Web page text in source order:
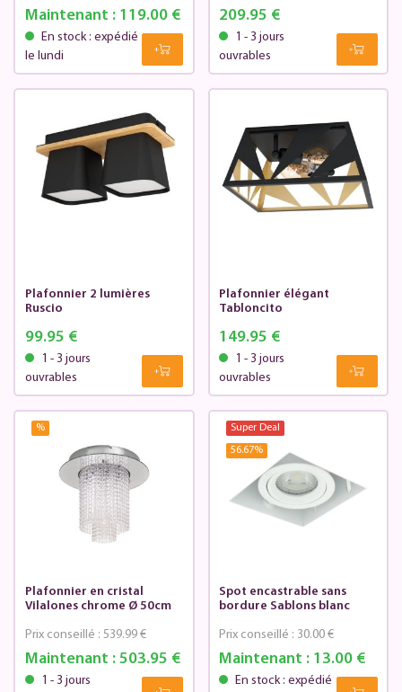
Maintenant :119.00 €
En stock : expédié
le lundi
209.95 €
1 - 3 jours
ouvrables
Plafonnier 2 lumières
Ruscio
99.95 €
1 - 3 jours
ouvrables
Plafonnier élégant
Tabloncito
149.95 €
1 - 3 jours
ouvrables
%
Plafonnier en cristal
Vilalones chrome Ø 50cm
Maintenant :503.95 €
Prix conseillé : 539.99 €
1 - 3 jours
Super Deal
56.67%
Spot encastrable sans
bordure Sablons blanc
Maintenant : 13.00 €
Prix conseillé : 30.00 €
En stock : expédié